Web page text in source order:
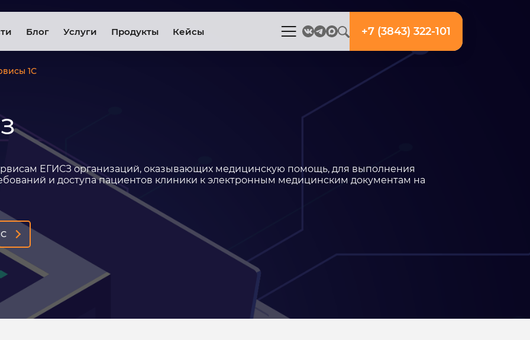
Блог Услуги Продукты Кейсы +7 (3843) 322-101
1С
ЕГИСЗ организаций, оказывающих медицинскую помощь, для выполнения
и доступа пациентов клиники к электронным медицинским документам на